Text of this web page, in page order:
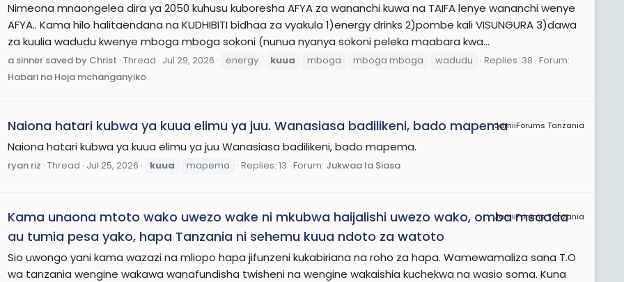
Nimeona mnaongelea dira ya 2050 kuhusu kuboresha AFYA za wananchi kuwa na TAIFA lenye wananchi wenye
AFYA.. Kama hilo halitaendana na KUDHIBITI bidhaa za vyakula 1)energy drinks 2)pombe kali VISUNGURA 3)dawa
za kuulia wadudu kwenye mboga mboga sokoni (nunua nyanya sokoni peleka maabara kwa...
a sinner saved by Christ Thread Jul 29, 2026 energy kuua mboga mboga mboga wadudu Replies: 38 Forum:
Habari na Hoja mchanganyiko
JamiiForums Tanzania
Naiona hatari kubwa ya kuua elimu ya juu. Wanasiasa badilikeni, bado mapema
Naiona hatari kubwa ya kuua elimu ya juu Wanasiasa badilikeni, bado mapema.
ryan riz Thread Jul 25, 2026 kuua mapema Replies: 13 Forum: Jukwaa la Siasa
JamiiForums Tanzania
Kama unaona mtoto wako uwezo wake ni mkubwa haijalishi uwezo wako, omba msaada
au tumia pesa yako, hapa Tanzania ni sehemu kuua ndoto za watoto
Sio uwongo yani kama wazazi na mliopo hapa jifunzeni kukabiriana na roho za hapa. Wamewamaliza sana T.O
wa tanzania wengine wakawa wanafundisha twisheni na wengine wakaishia kuchekwa na wasio soma. Kuna